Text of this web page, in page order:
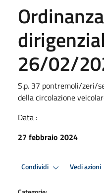
Ordinanza
26/02/
S.p. 37 pontremoli/zeri/
della circolazione
Data :
27 febbraio 2024
Condividi Vedi azioni